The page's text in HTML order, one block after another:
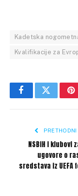
Kadetska
Kvalifikacije za
FacebookTwitter
NSBiH i klubovi
ugovore o
sredstava iz UEFA